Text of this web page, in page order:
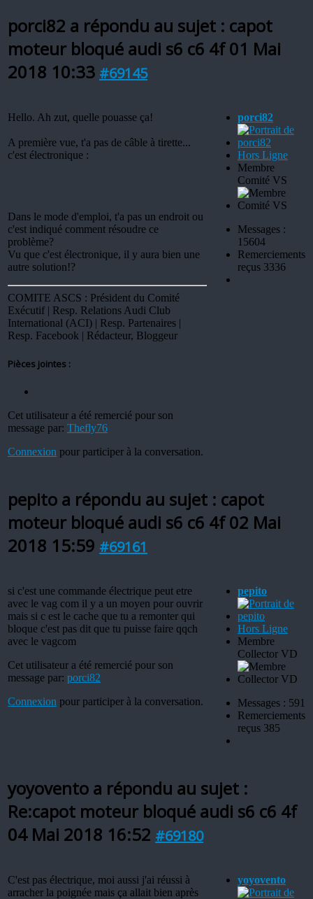
porci82 a répondu au sujet : capot
moteur bloqué audi s6 c6 4f01 Mai
2018 10:33 #69145
Hello. Ah zut, quelle pouasse ça!
A première vue, t'a pas de câble à tirette...
c'est électronique :
Dans le mode d'emploi, t'a pas un endroit ou
c'est indiqué comment résoudre ce
problème?
Vu que c'est électronique, il y aura bien une
autre solution!?
COMITE ASCS : Président du Comité
Exécutif | Resp. Relations Audi Club
International (ACI) | Resp. Partenaires |
Resp. Facebook | Rédacteur, Bloggeur
Pièces jointes :
Cet utilisateur a été remercié pour son
message par: Thefly76
Connexion pour participer à la conversation.
porci82
Hors Ligne
Membre
Comité VS
Messages :
15604
Remerciements
reçus 3336
pepito a répondu au sujet : capot
moteur bloqué audi s6 c6 4f02 Mai
2018 15:59 #69161
si c'est une commande électrique peut etre
avec le vag com il y a un moyen pour ouvrir
mais si c est le cache que tu a remonter qui
bloque c'est pas dit que tu puisse faire qqch
avec le vagcom
Cet utilisateur a été remercié pour son
message par: porci82
Connexion pour participer à la conversation.
pepito
Hors Ligne
Membre
Collector VD
Messages : 591
Remerciements
reçus 385
yoyovento a répondu au sujet :
Re:capot moteur bloqué audi s6 c6 4f
04 Mai 2018 16:52 #69180
C'est pas électrique, moi aussi j'ai réussi à
arracher la poignée mais ça allait bien après
yoyovento